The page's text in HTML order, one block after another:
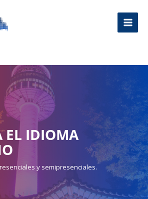
EL IDIOMA
y semipresenciales.